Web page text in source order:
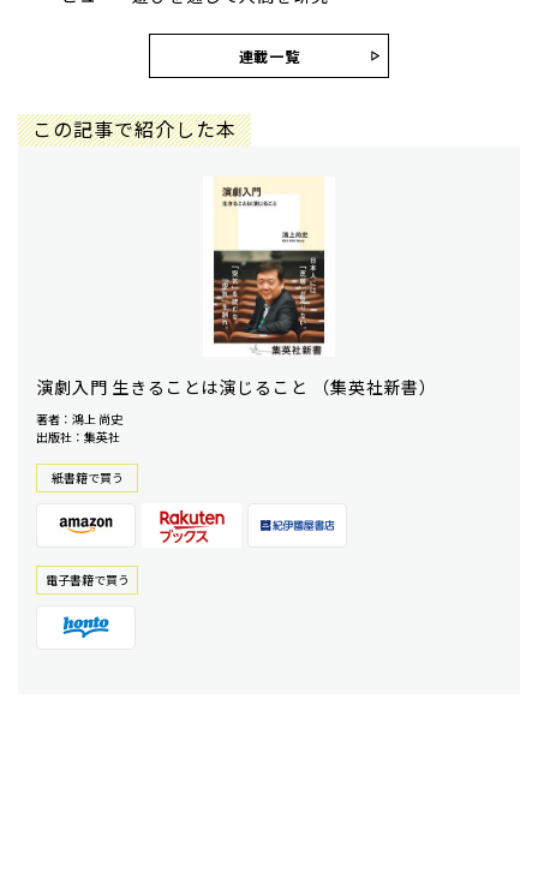
連載一覧
この記事で紹介した本
演劇入門 生きることは演じること （集英社新書）
著者：鴻上 尚史
出版社：集英社
紙書籍で買う
電⼦書籍で買う